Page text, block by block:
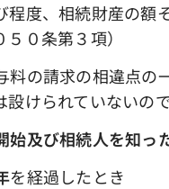
程度、相続財産の
０条第３項）
の請求の相違点の
けられていないの
始及び相続人を知っ
を経過したとき